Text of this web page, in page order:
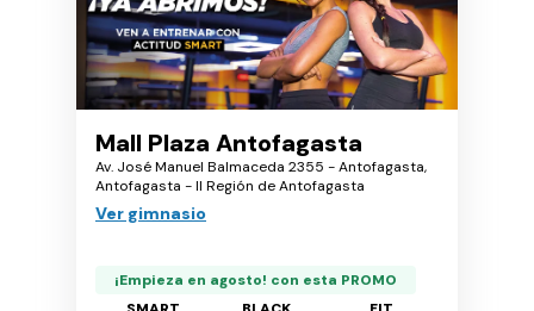
Mall Plaza Antofagasta
Av. José Manuel Balmaceda 2355 - Antofagasta,
Antofagasta - II Región de Antofagasta
Ver gimnasio
¡Empieza en agosto! con esta PROMO